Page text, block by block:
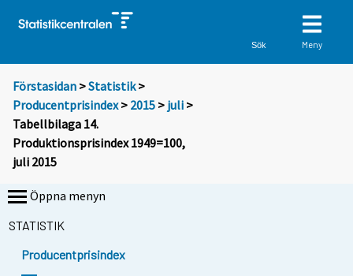
Sök Meny
Förstasidan >Statistik >
Producentprisindex> 2015 > juli >
Tabellbilaga 14.
Produktionsprisindex 1949=100,
juli 2015
Öppna menyn
STATISTIK
Producentprisindex